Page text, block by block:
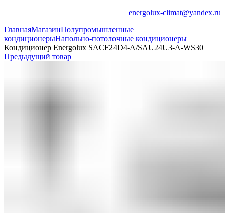
energolux-climat@yandex.ru
ГлавнаяМагазинПолупромышленные
кондиционерыНапольно-потолочные кондиционеры
Кондиционер Energolux SACF24D4-A/SAU24U3-A-WS30
Предыдущий товар